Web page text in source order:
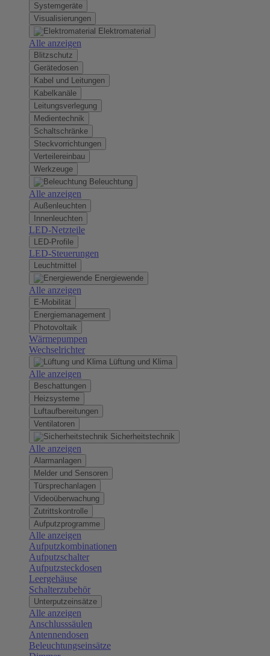
Systemgeräte
Visualisierungen
Elektromaterial
Alle anzeigen
Blitzschutz
Gerätedosen
Kabel und Leitungen
Kabelkanäle
Leitungsverlegung
Medientechnik
Schaltschränke
Steckvorrichtungen
Verteilereinbau
Werkzeuge
Beleuchtung
Alle anzeigen
Außenleuchten
Innenleuchten
LED-Netzteile
LED-Profile
LED-Steuerungen
Leuchtmittel
Energiewende
Alle anzeigen
E-Mobilität
Energiemanagement
Photovoltaik
Wärmepumpen
Wechselrichter
Lüftung und Klima
Alle anzeigen
Beschattungen
Heizsysteme
Luftaufbereitungen
Ventilatoren
Sicherheitstechnik
Alle anzeigen
Alarmanlagen
Melder und Sensoren
Türsprechanlagen
Videoüberwachung
Zutrittskontrolle
Aufputzprogramme
Alle anzeigen
Aufputzkombinationen
Aufputzschalter
Aufputzsteckdosen
Leergehäuse
Schalterzubehör
Unterputzeinsätze
Alle anzeigen
Anschlusssäulen
Antennendosen
Beleuchtungseinsätze